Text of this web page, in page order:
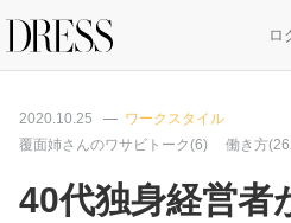
ロ
2020.10.25
ワークスタイル
覆面姉さんのワサビトーク(6)
働き方
40代独身経営者